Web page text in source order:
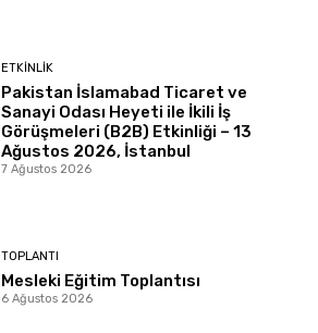
ETKINLIK
Pakistan İslamabad Ticaret ve
Sanayi Odası Heyeti ile İkili İş
Görüşmeleri (B2B) Etkinliği – 13
Ağustos 2026, İstanbul
7 Ağustos 2026
TOPLANTI
Mesleki Eğitim Toplantısı
6 Ağustos 2026